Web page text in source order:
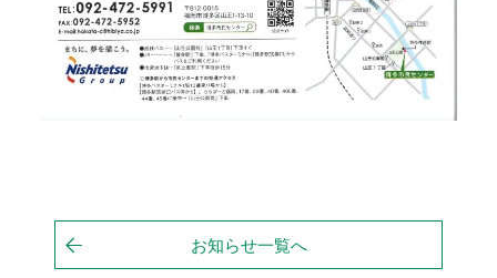
お知らせ一覧へ